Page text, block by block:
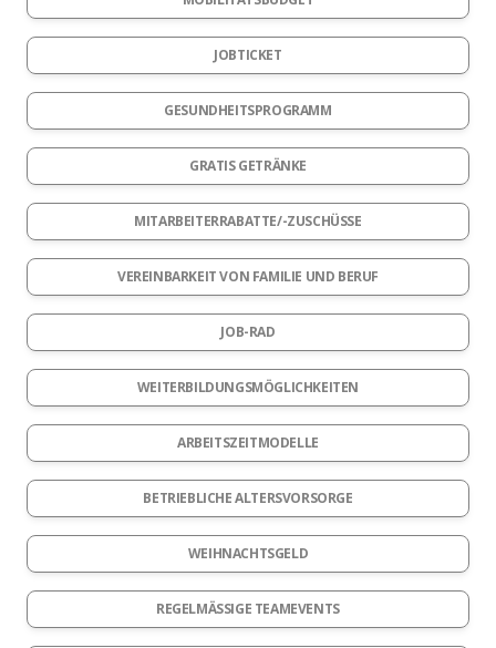
JOBTICKET
GESUNDHEITSPROGRAMM
GRATIS GETRÄNKE
MITARBEITERRABATTE/-ZUSCHÜSSE
VEREINBARKEIT VON FAMILIE UND BERUF
JOB-RAD
WEITERBILDUNGSMÖGLICHKEITEN
ARBEITSZEITMODELLE
BETRIEBLICHE ALTERSVORSORGE
WEIHNACHTSGELD
REGELMÄSSIGE TEAMEVENTS